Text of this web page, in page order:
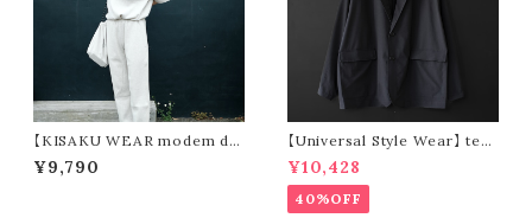
【KISAKU WEAR modem de
sign】kisaku waffle
¥9,790
【Universal Style Wear】 tec
jacket (black)
¥10,428
40%OFF